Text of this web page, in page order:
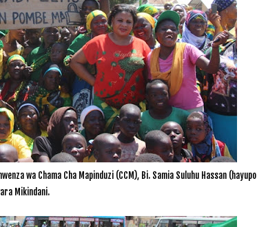
wa Chama Cha Mapinduzi (CCM), Bi. Samia Suluhu Hassan
Mikindani.